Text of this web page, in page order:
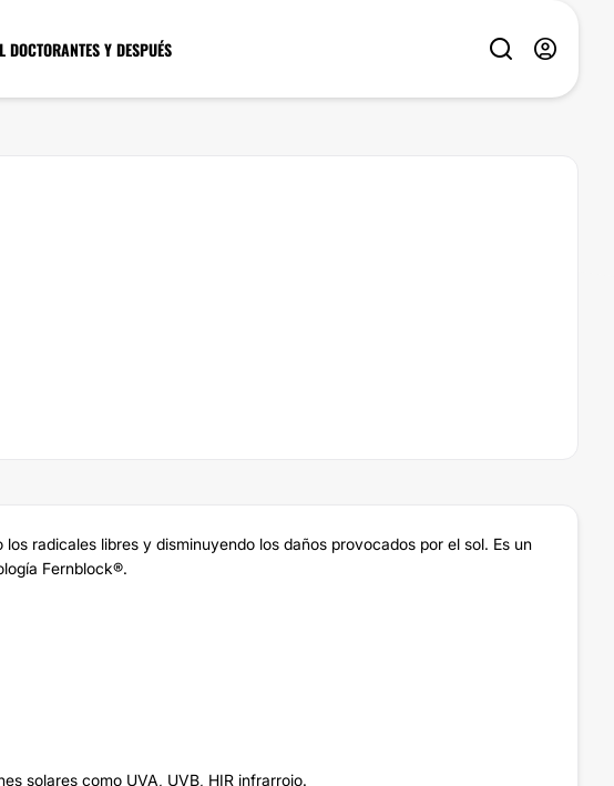
DOCTORANTES Y DESPUÉS
radicales libres y disminuyendo los daños provocados por el sol. Es un
Fernblock®.
solares como UVA, UVB, HIR infrarrojo.